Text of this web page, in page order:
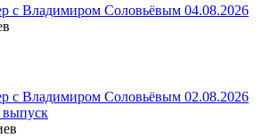
с Владимиром Соловьёвым 04.08.2026
с Владимиром Соловьёвым 02.08.2026